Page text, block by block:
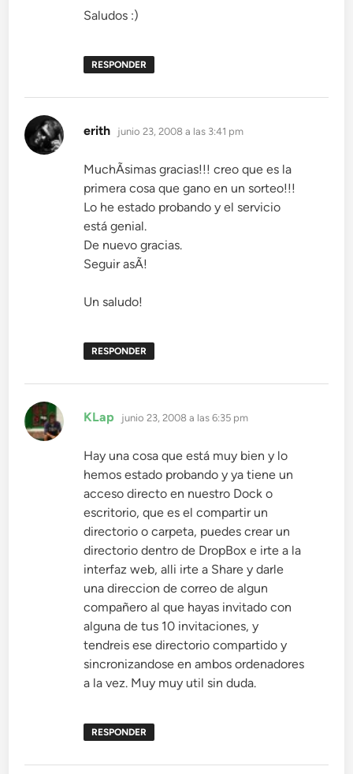
Saludos :)
RESPONDER
erith dice:
junio 23, 2008 a las 3:41 pm
MuchÃ­simas gracias!!! creo que es la
primera cosa que gano en un sorteo!!!
Lo he estado probando y el servicio
está genial.
De nuevo gracias.
Seguir asÃ­!
Un saludo!
RESPONDER
KLap dice:
junio 23, 2008 a las 6:35 pm
Hay una cosa que está muy bien y lo
hemos estado probando y ya tiene un
acceso directo en nuestro Dock o
escritorio, que es el compartir un
directorio o carpeta, puedes crear un
directorio dentro de DropBox e irte a la
interfaz web, alli irte a Share y darle
una direccion de correo de algun
compañero al que hayas invitado con
alguna de tus 10 invitaciones, y
tendreis ese directorio compartido y
sincronizandose en ambos ordenadores
a la vez. Muy muy util sin duda.
RESPONDER